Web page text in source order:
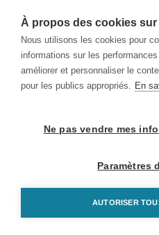
À propos des cookies sur
Nous utilisons les cookies pour
informations sur les
améliorer et personnaliser le
pour les publics appropriés. En
Ne pas vendre mes
Paramètres
AUTORISER